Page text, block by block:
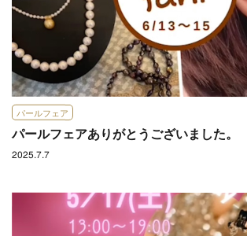
パールフェア
パールフェアありがとうございました。
2025.7.7